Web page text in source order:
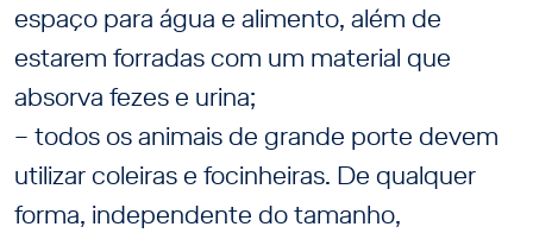
espaço para água e alimento, além de
estarem forradas com um material que
absorva fezes e urina;
– todos os animais de grande porte devem
utilizar coleiras e focinheiras. De qualquer
forma, independente do tamanho,